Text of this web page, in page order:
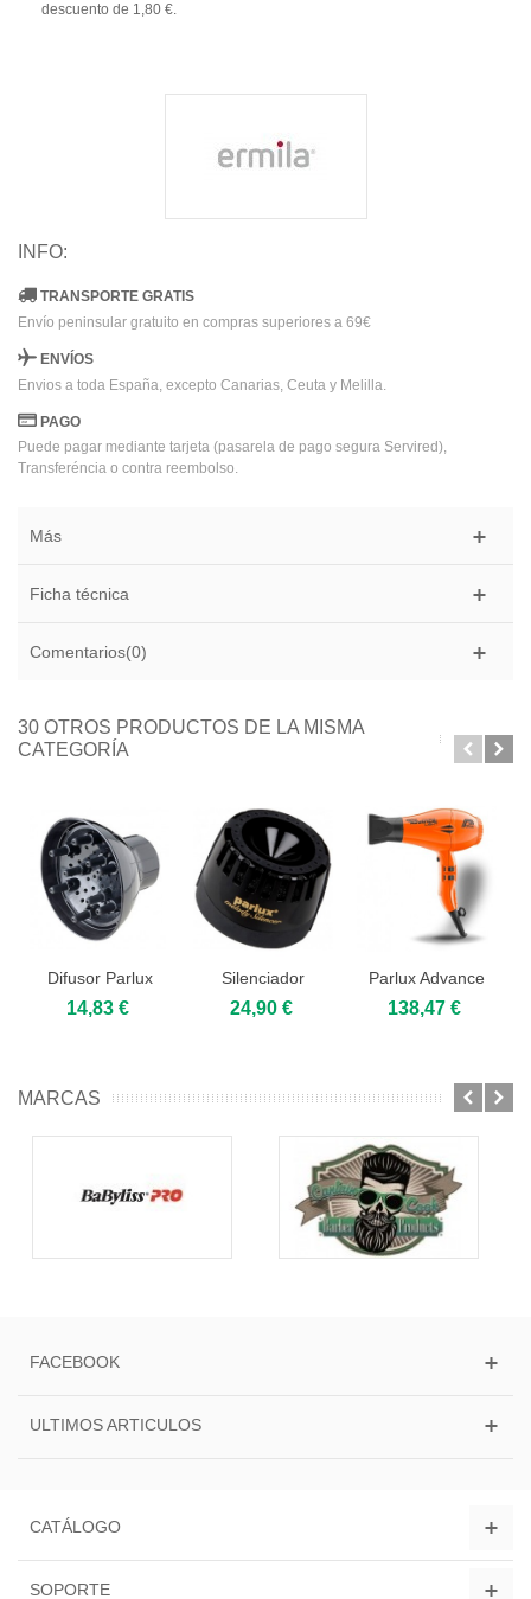
descuento de 1,80 €.
INFO:
TRANSPORTE GRATIS
Envío peninsular gratuito en compras superiores a 69€
ENVÍOS
Envios a toda España, excepto Canarias, Ceuta y Melilla.
PAGO
Puede pagar mediante tarjeta (pasarela de pago segura Servired),
Transferéncia o contra reembolso.
Más
Ficha técnica
Comentarios(0)
30 OTROS PRODUCTOS DE LA MISMA
CATEGORÍA
Difusor Parlux
385
14,83 €
Silenciador
Parlux
24,90 €
Parlux Advance
Light (Ionic...
138,47 €
MARCAS
FACEBOOK
ULTIMOS ARTICULOS
CATÁLOGO
SOPORTE